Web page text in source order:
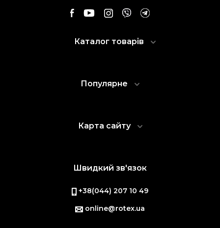
Каталог товарів
Популярне
Карта сайту
Швидкий зв'язок
+38(044) 207 10 49
online@rotex.ua